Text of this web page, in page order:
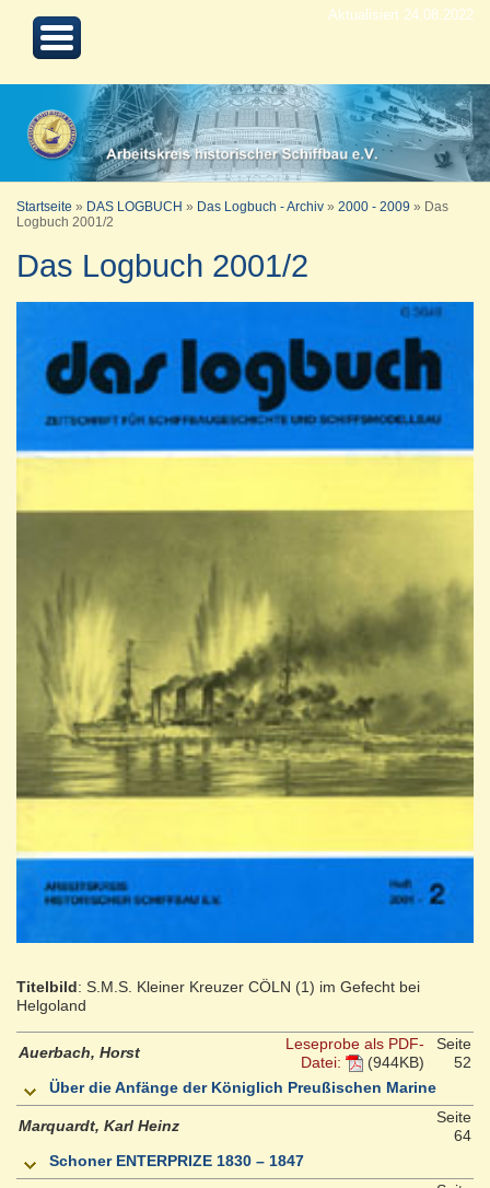
Aktualisiert 24.08.2022
Startseite » DAS LOGBUCH » Das Logbuch - Archiv » 2000 - 2009 »
Das
Logbuch 2001/2
Das Logbuch 2001/2
Titelbild: S.M.S. Kleiner Kreuzer CÖLN (1) im Gefecht bei
Helgoland
Auerbach, Horst
Leseprobe als PDF-
Datei:
(944KB)
Seite
52
Über die Anfänge der Königlich Preußischen Marine
Marquardt, Karl Heinz
Seite
64
Schoner ENTERPRIZE 1830 – 1847